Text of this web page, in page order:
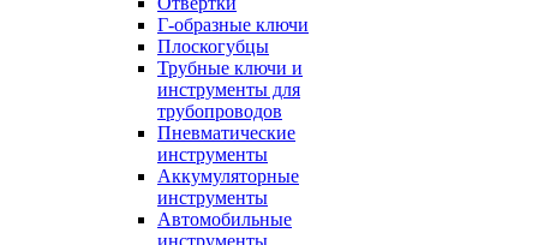
Г-образные ключи
Плоскогубцы
Трубные ключи и
инструменты для
трубопроводов
Пневматические
инструменты
Аккумуляторные
инструменты
Автомобильные
инструменты